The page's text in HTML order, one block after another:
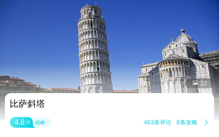
 22
比萨斜塔
4.8 分 很棒 463条评论 8条攻略 